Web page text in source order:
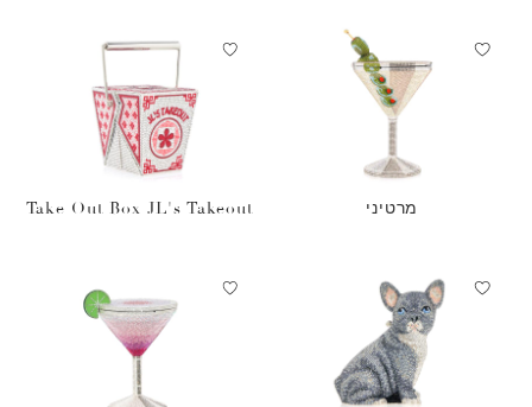
מרטיני Take Out Box JL's Takeout